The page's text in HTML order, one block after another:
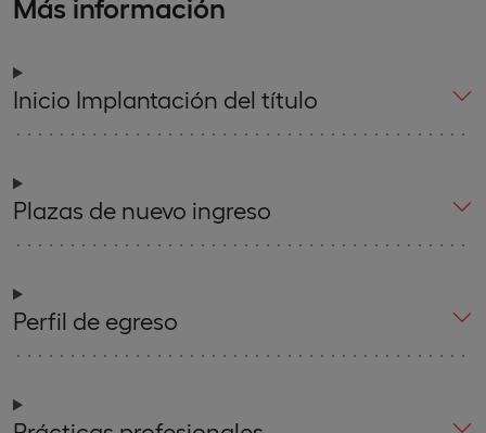
Inicio Implantación del título
Plazas de nuevo ingreso
Perfil de egreso